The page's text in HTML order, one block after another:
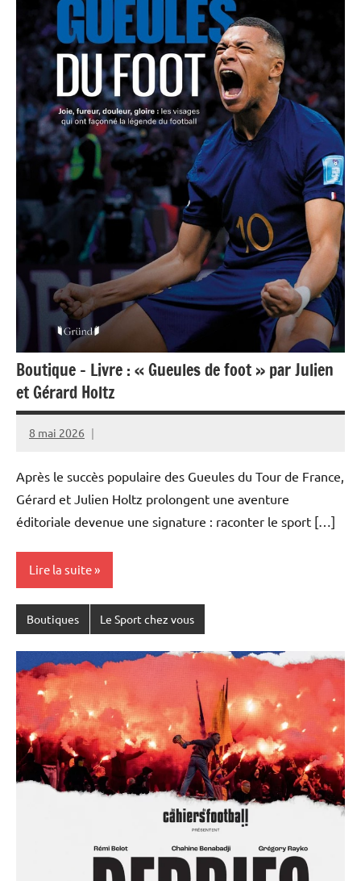
Boutique – Livre : « Gueules de foot » par Julien
et Gérard Holtz
8 mai 2026
Rédaction
Après le succès populaire des Gueules du Tour de France,
Gérard et Julien Holtz prolongent une aventure
éditoriale devenue une signature : raconter le sport […]
Lire la suite
Boutiques Le Sport chez vous